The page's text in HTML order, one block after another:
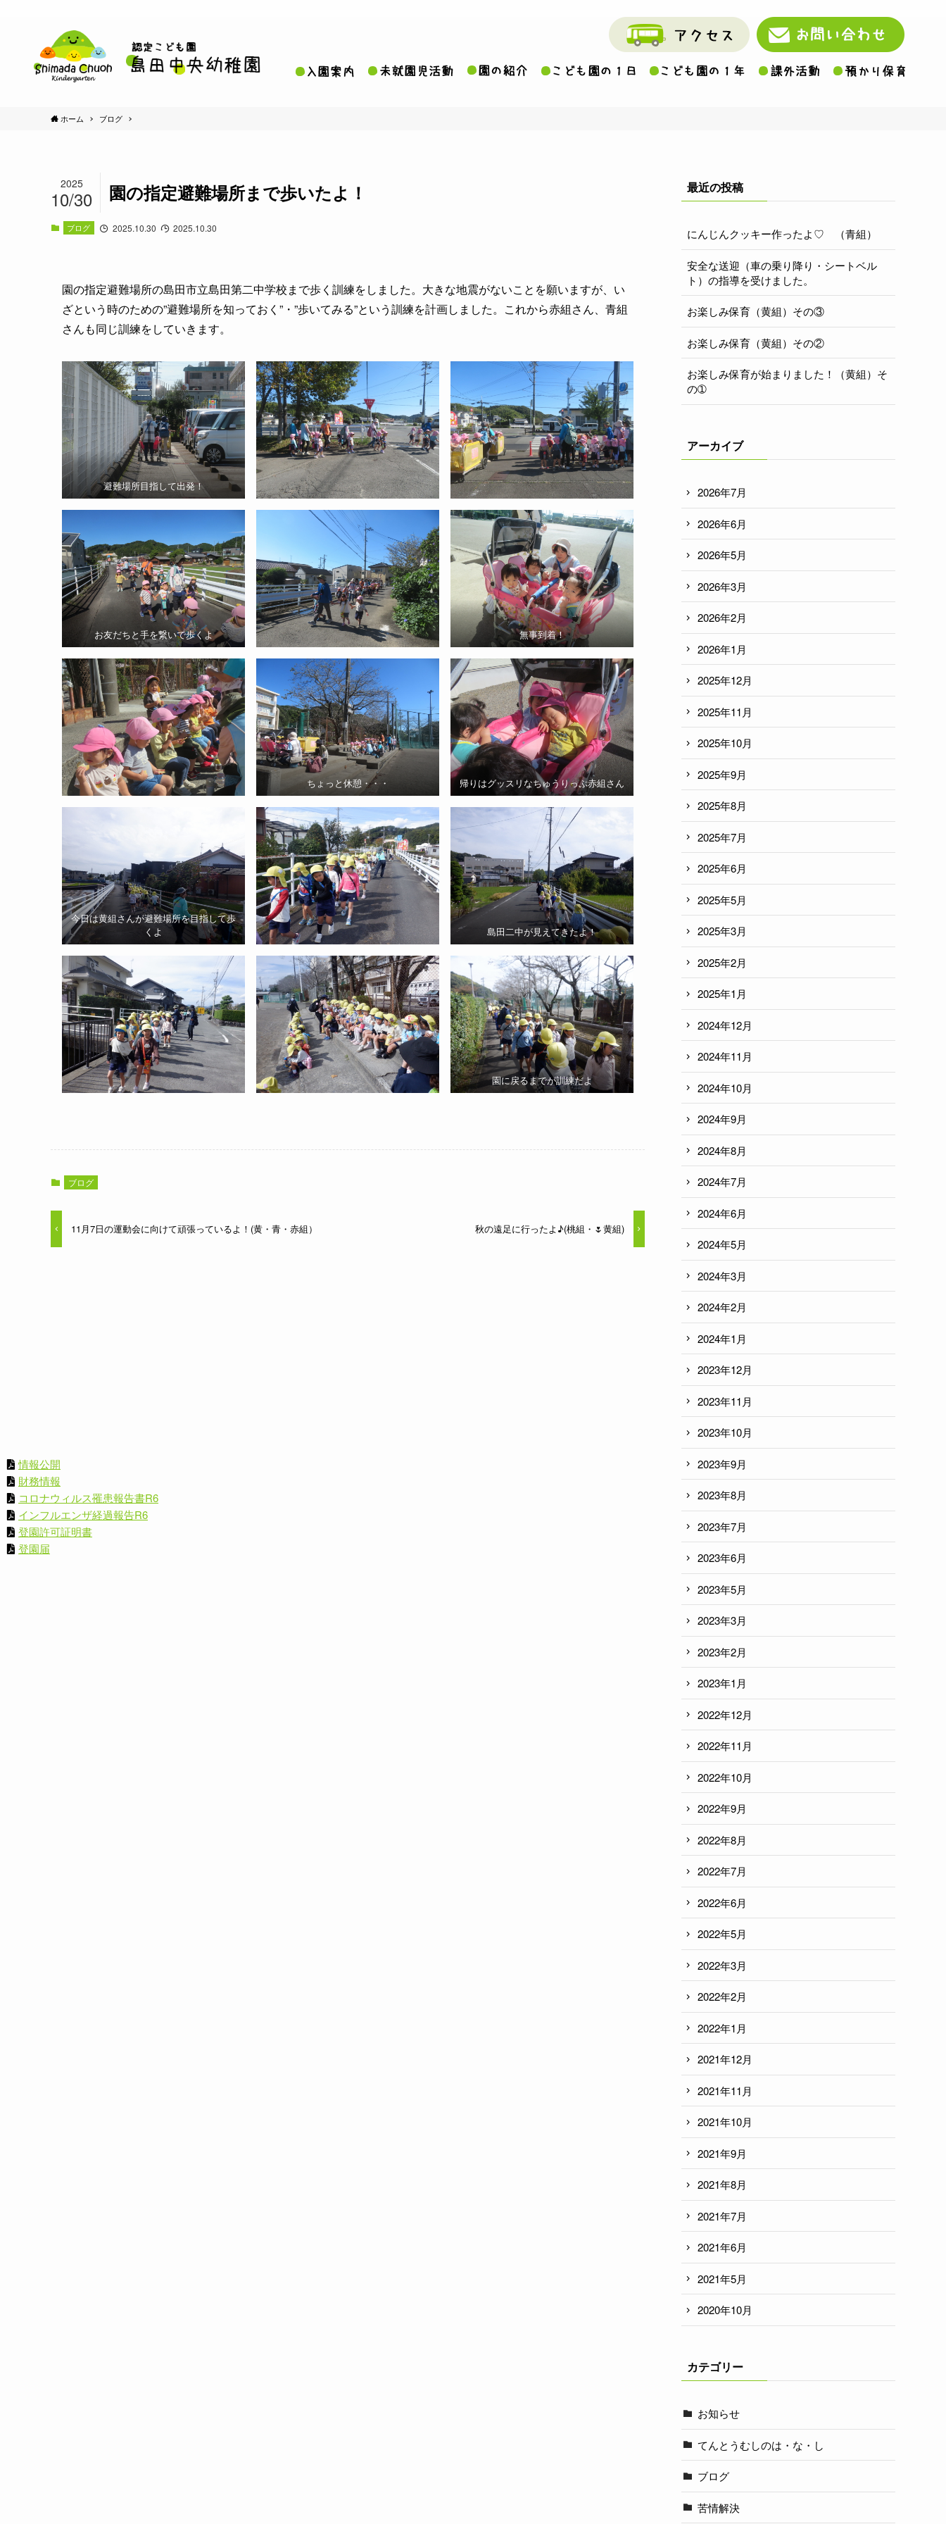
情報公開
財務情報
コロナウィルス罹患報告書R6
インフルエンザ経過報告R6
登園許可証明書
登園届
ホーム ブログ
園の指定避難場所まで歩いたよ！
2025
10/30
ブログ 2025.10.30 2025.10.30
園の指定避難場所の島田市立島田第二中学校まで歩く訓練をしました。大きな地震がないことを願いますが、い
ざという時のための”避難場所を知っておく”・”歩いてみる”という訓練を計画しました。これから赤組さん、青組
さんも同じ訓練をしていきます。
避難場所目指して出発！
お友だちと手を繋いで歩くよ 無事到着！
ちょっと休憩・・・ 帰りはグッスリなちゅうりっぷ赤組さん
今日は黄組さんが避難場所を目指して歩
くよ
島田二中が見えてきたよ！
園に戻るまでが訓練だよ
ブログ
11月7日の運動会に向けて頑張っているよ！(黄・青・赤組） 秋の遠足に行ったよ♪(桃組・🌷黄組)
最近の投稿
にんじんクッキー作ったよ♡ （青組）
安全な送迎（車の乗り降り・シートベル
ト）の指導を受けました。
お楽しみ保育（黄組）その③
お楽しみ保育（黄組）その②
お楽しみ保育が始まりました！（黄組）そ
の➀
アーカイブ
2026年7月
2026年6月
2026年5月
2026年3月
2026年2月
2026年1月
2025年12月
2025年11月
2025年10月
2025年9月
2025年8月
2025年7月
2025年6月
2025年5月
2025年3月
2025年2月
2025年1月
2024年12月
2024年11月
2024年10月
2024年9月
2024年8月
2024年7月
2024年6月
2024年5月
2024年3月
2024年2月
2024年1月
2023年12月
2023年11月
2023年10月
2023年9月
2023年8月
2023年7月
2023年6月
2023年5月
2023年3月
2023年2月
2023年1月
2022年12月
2022年11月
2022年10月
2022年9月
2022年8月
2022年7月
2022年6月
2022年5月
2022年3月
2022年2月
2022年1月
2021年12月
2021年11月
2021年10月
2021年9月
2021年8月
2021年7月
2021年6月
2021年5月
2020年10月
カテゴリー
お知らせ
てんとうむしのは・な・し
ブログ
苦情解決